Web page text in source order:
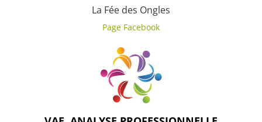
La Fée des Ongles
Page Facebook